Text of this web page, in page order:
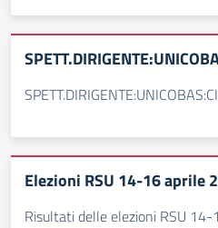
Elezioni RSU 14-16 aprile
Risultati delle elezioni RSU